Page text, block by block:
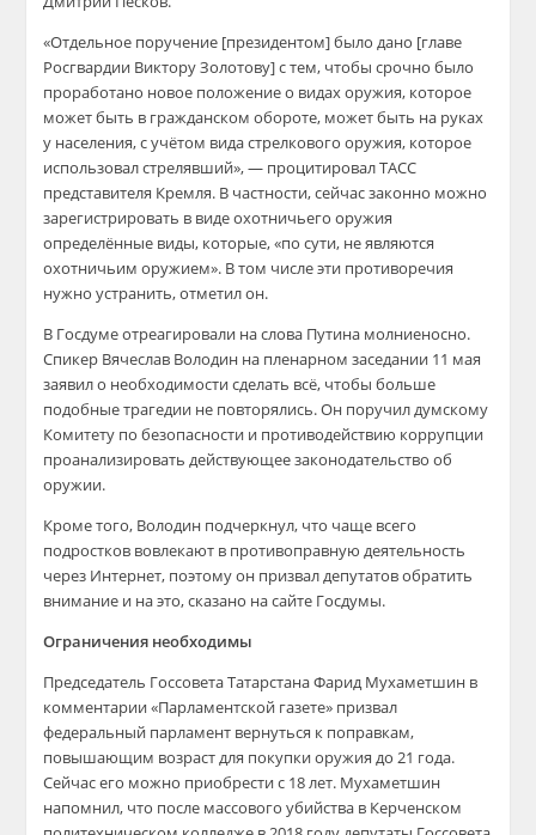
«Отдельное поручение [президентом] было дано [главе
Росгвардии Виктору Золотову] с тем, чтобы срочно было
проработано новое положение о видах оружия, которое
может быть в гражданском обороте, может быть на руках
у населения, с учётом вида стрелкового оружия, которое
использовал стрелявший», — процитировал ТАСС
представителя Кремля. В частности, сейчас законно можно
зарегистрировать в виде охотничьего оружия
определённые виды, которые, «по сути, не являются
охотничьим оружием». В том числе эти противоречия
нужно устранить, отметил он.
В Госдуме отреагировали на слова Путина молниеносно.
Спикер Вячеслав Володин на пленарном заседании 11 мая
заявил о необходимости сделать всё, чтобы больше
подобные трагедии не повторялись. Он поручил думскому
Комитету по безопасности и противодействию коррупции
проанализировать действующее законодательство об
оружии.
Кроме того, Володин подчеркнул, что чаще всего
подростков вовлекают в противоправную деятельность
через Интернет, поэтому он призвал депутатов обратить
внимание и на это, сказано на сайте Госдумы.
Ограничения необходимы
Председатель Госсовета Татарстана Фарид Мухаметшин в
комментарии «Парламентской газете» призвал
федеральный парламент вернуться к поправкам,
повышающим возраст для покупки оружия до 21 года.
Сейчас его можно приобрести с 18 лет. Мухаметшин
напомнил, что после массового убийства в Керченском